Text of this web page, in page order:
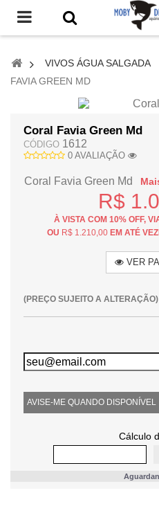
VIVOS ÁGUA SALGADA
FAVIA GREEN MD
Coral Favia Green Md
CÓDIGO 1612
0 AVALIAÇÃO
Coral Favia Green Md
R$
À VISTA COM 10% OFF,
OU R$ 1.210,00 EM ATÉ
VER
(PREÇO SUJEITO A ALTERAÇÃO)
AVISE-ME QUANDO DISPONÍVEL
Cálculo